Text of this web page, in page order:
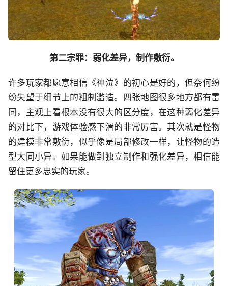
第二宗罪：弱化差异，制作敷衍。
许多玩家都愿意相信《神泣》的初心是好的，但奈何纷
纷失望于细节上的粗制滥造。四张地图很多地方都有雷
同，主观上看根本没有很大的区分度，在这种弱化差异
的对比下，游戏体验感下滑的非常厉害。其次就是怪物
的建模非常敷衍，似乎像是局部修改一样，让怪物的造
型大同小异。如果能做到独立制作和强化差异，相信能
留住更多忠实的玩家。